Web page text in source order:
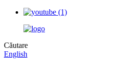
Căutare
English